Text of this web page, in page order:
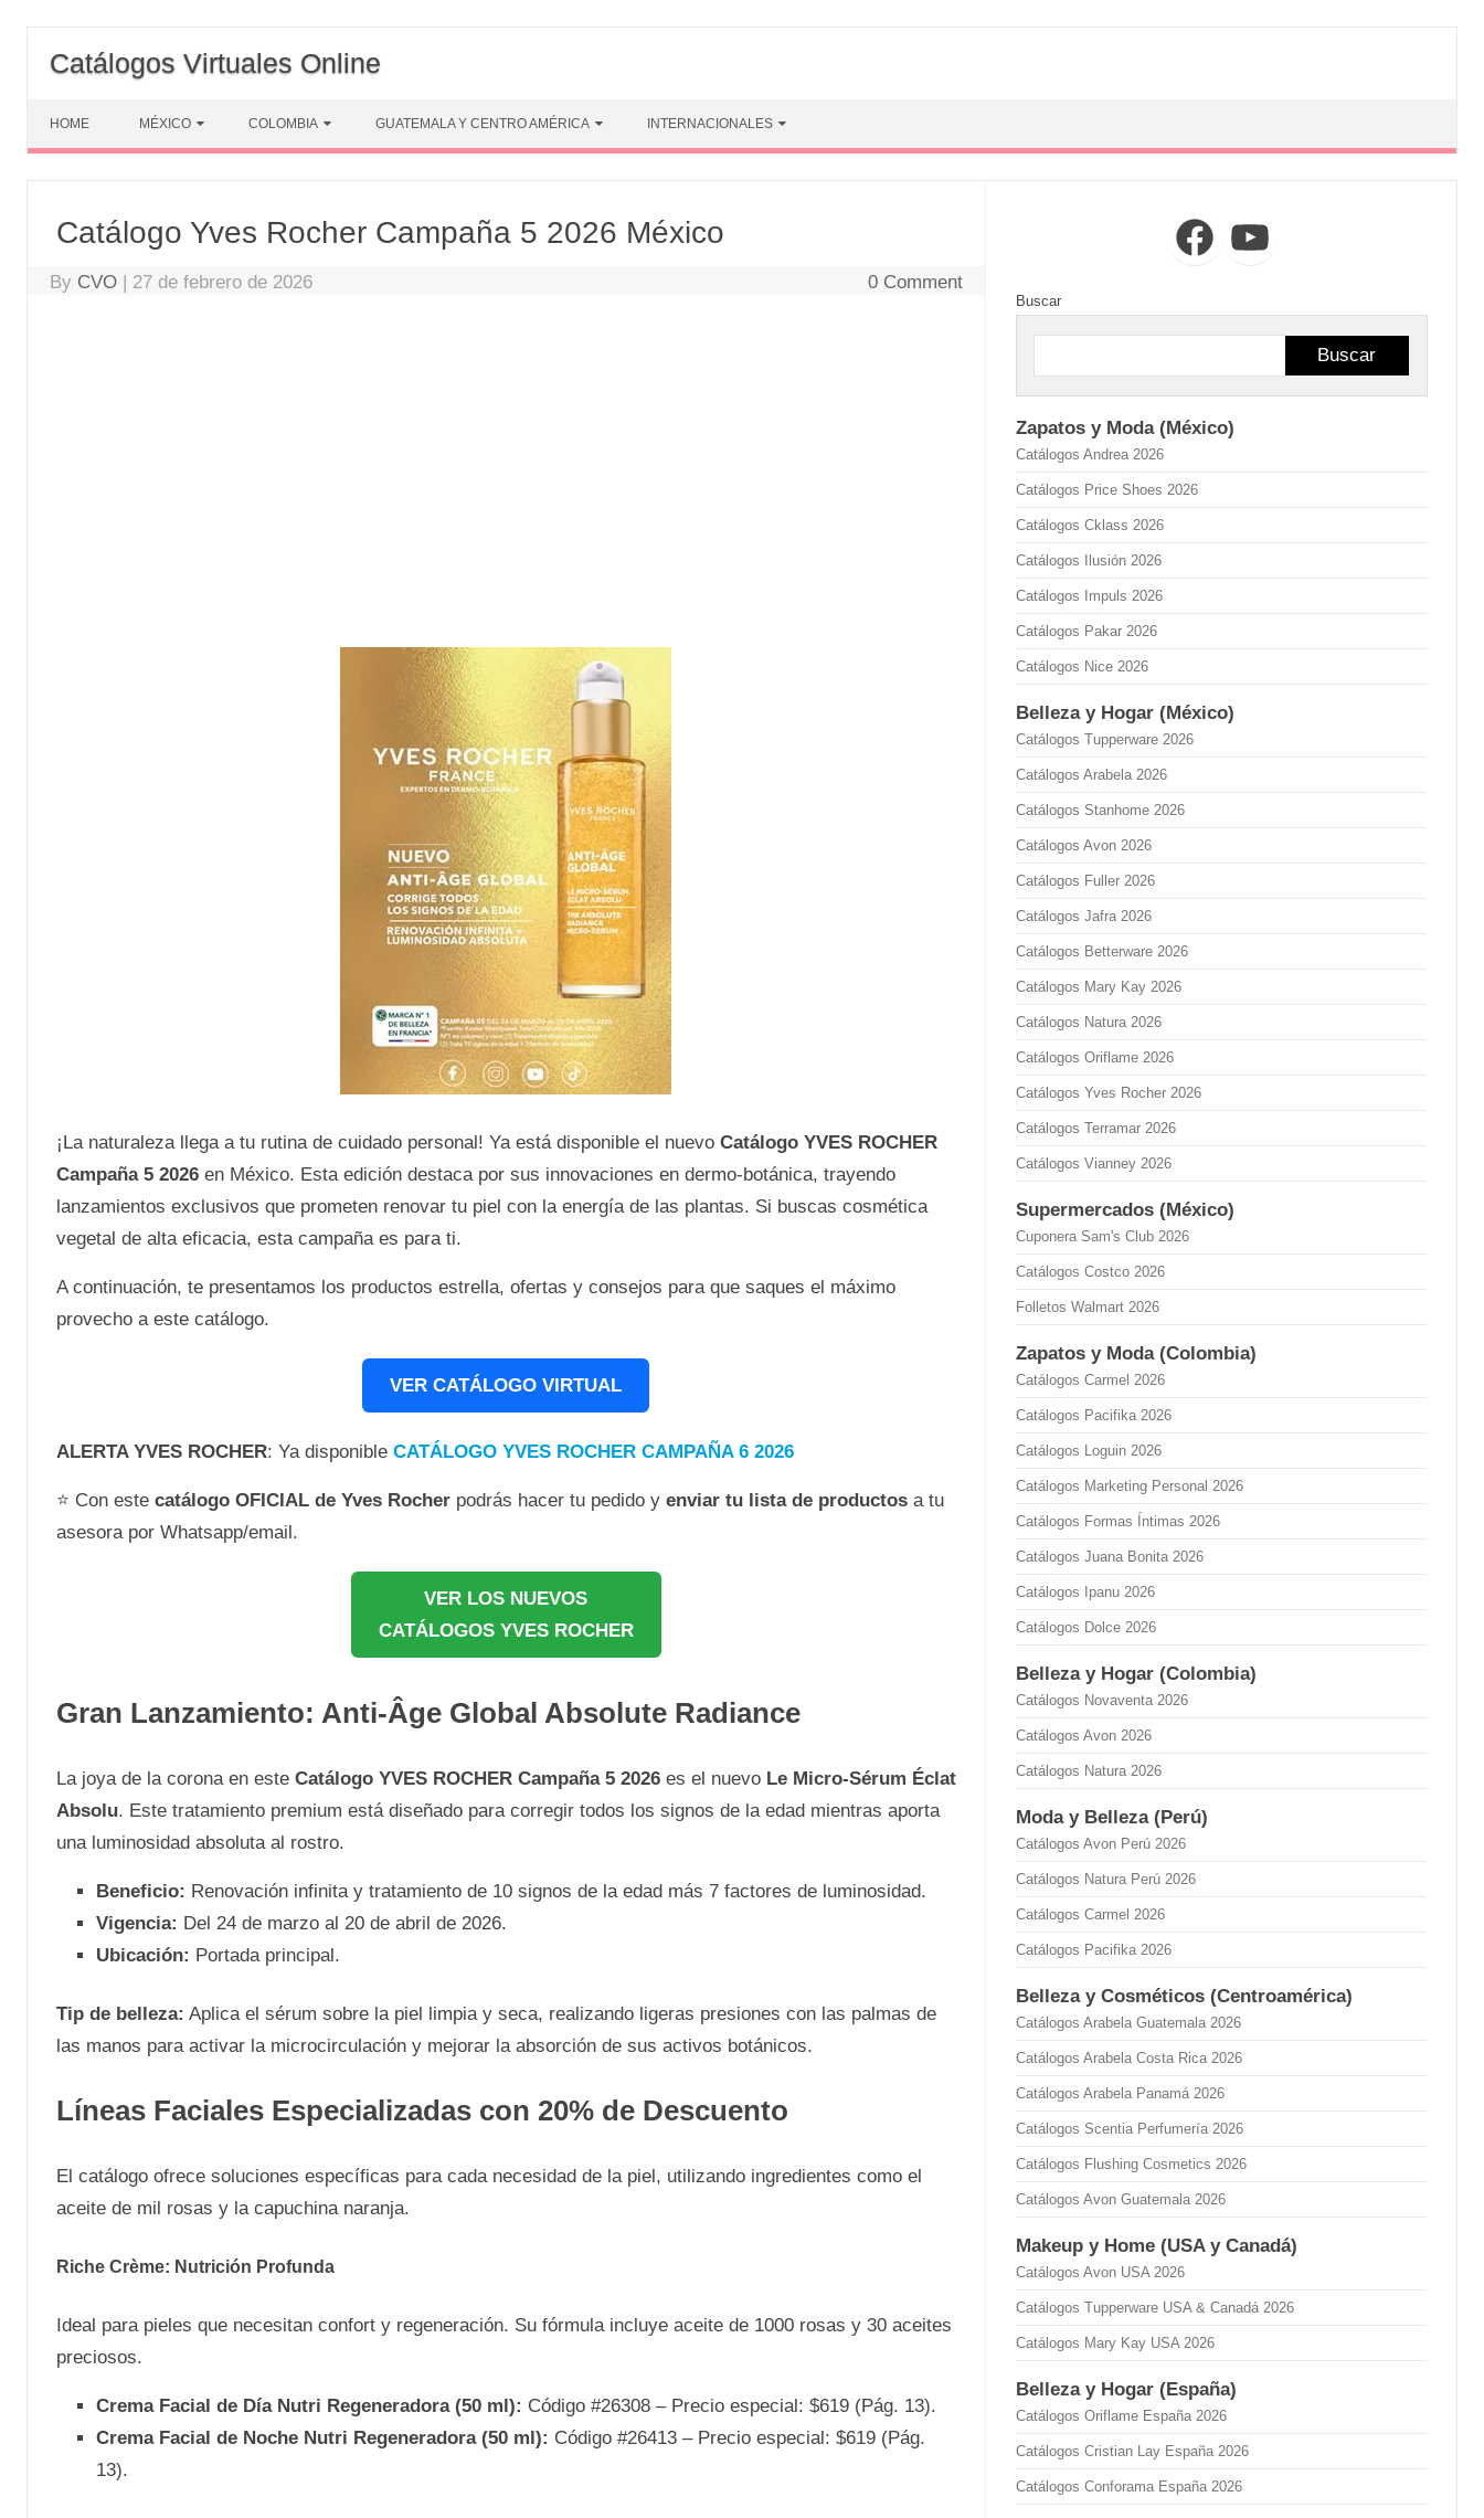
content
Catálogos Virtuales Online
HOME MÉXICO COLOMBIA GUATEMALA Y CENTRO AMÉRICA INTERNACIONALES
Catálogo Yves Rocher Campaña 5 2026 México
By CVO | 27 de febrero de 2026 0 Comment
¡La naturaleza llega a tu rutina de cuidado personal! Ya está disponible el nuevo Catálogo YVES ROCHER
Campaña 5 2026en México. Esta edición destaca por sus innovaciones en dermo-botánica, trayendo
lanzamientos exclusivos que prometen renovar tu piel con la energía de las plantas. Si buscas cosmética
vegetal de alta eficacia, esta campaña es para ti.
A continuación, te presentamos los productos estrella, ofertas y consejos para que saques el máximo
provecho a este catálogo.
VER CATÁLOGO VIRTUAL
ALERTA YVES ROCHER: Ya disponible CATÁLOGO YVES ROCHER CAMPAÑA 6 2026
⭐ Con este catálogo OFICIAL de Yves Rocherpodrás hacer tu pedido y enviar tu lista de productosa tu
asesora por Whatsapp/email.
VER LOS NUEVOS
CATÁLOGOS YVES ROCHER
Gran Lanzamiento: Anti-Âge Global Absolute Radiance
La joya de la corona en este Catálogo YVES ROCHER Campaña 5 2026es el nuevo Le Micro-Sérum Éclat
Absolu. Este tratamiento premium está diseñado para corregir todos los signos de la edad mientras aporta
una luminosidad absoluta al rostro.
Beneficio: Renovación infinita y tratamiento de 10 signos de la edad más 7 factores de luminosidad.
Vigencia: Del 24 de marzo al 20 de abril de 2026.
Ubicación: Portada principal.
Tip de belleza: Aplica el sérum sobre la piel limpia y seca, realizando ligeras presiones con las palmas de
las manos para activar la microcirculación y mejorar la absorción de sus activos botánicos.
Líneas Faciales Especializadas con 20% de Descuento
El catálogo ofrece soluciones específicas para cada necesidad de la piel, utilizando ingredientes como el
aceite de mil rosas y la capuchina naranja.
Riche Crème: Nutrición Profunda
Ideal para pieles que necesitan confort y regeneración. Su fórmula incluye aceite de 1000 rosas y 30 aceites
preciosos.
Crema Facial de Día Nutri Regeneradora (50 ml): Código #26308 – Precio especial: $619 (Pág. 13).
Crema Facial de Noche Nutri Regeneradora (50 ml): Código #26413 – Precio especial: $619 (Pág.
13).
FacebookYouTube
Buscar
Buscar
Zapatos y Moda (México)
Catálogos Andrea 2026
Catálogos Price Shoes 2026
Catálogos Cklass 2026
Catálogos Ilusión 2026
Catálogos Impuls 2026
Catálogos Pakar 2026
Catálogos Nice 2026
Belleza y Hogar (México)
Catálogos Tupperware 2026
Catálogos Arabela 2026
Catálogos Stanhome 2026
Catálogos Avon 2026
Catálogos Fuller 2026
Catálogos Jafra 2026
Catálogos Betterware 2026
Catálogos Mary Kay 2026
Catálogos Natura 2026
Catálogos Oriflame 2026
Catálogos Yves Rocher 2026
Catálogos Terramar 2026
Catálogos Vianney 2026
Supermercados (México)
Cuponera Sam's Club 2026
Catálogos Costco 2026
Folletos Walmart 2026
Zapatos y Moda (Colombia)
Catálogos Carmel 2026
Catálogos Pacifika 2026
Catálogos Loguin 2026
Catálogos Marketing Personal 2026
Catálogos Formas Íntimas 2026
Catálogos Juana Bonita 2026
Catálogos Ipanu 2026
Catálogos Dolce 2026
Belleza y Hogar (Colombia)
Catálogos Novaventa 2026
Catálogos Avon 2026
Catálogos Natura 2026
Moda y Belleza (Perú)
Catálogos Avon Perú 2026
Catálogos Natura Perú 2026
Catálogos Carmel 2026
Catálogos Pacifika 2026
Belleza y Cosméticos (Centroamérica)
Catálogos Arabela Guatemala 2026
Catálogos Arabela Costa Rica 2026
Catálogos Arabela Panamá 2026
Catálogos Scentia Perfumería 2026
Catálogos Flushing Cosmetics 2026
Catálogos Avon Guatemala 2026
Makeup y Home (USA y Canadá)
Catálogos Avon USA 2026
Catálogos Tupperware USA & Canadá 2026
Catálogos Mary Kay USA 2026
Belleza y Hogar (España)
Catálogos Oriflame España 2026
Catálogos Cristian Lay España 2026
Catálogos Conforama España 2026